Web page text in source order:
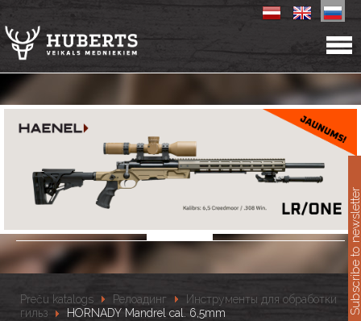
Preču katalogs Релоадинг
Инструменты для обработки
гильз
HORNADY Mandrel cal. 6,5mm Subscribe